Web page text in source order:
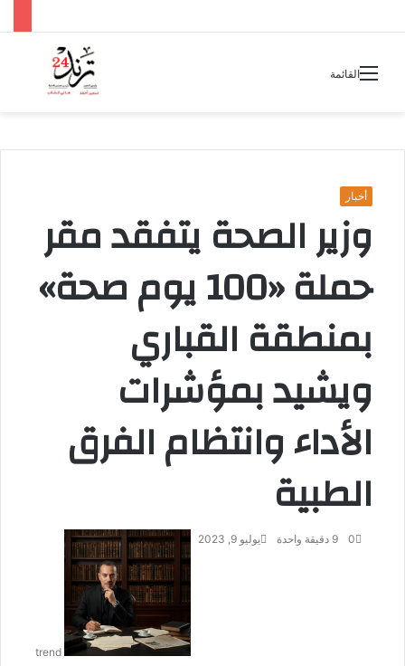
القائمة
أخبار
وزير الصحة يتفقد مقر
حملة «100 يوم صحة»
بمنطقة القباري
ويشيد بمؤشرات
الأداء وانتظام الفرق
الطبية
trend
يوليو 9, 2023 0 دقيقة واحدة